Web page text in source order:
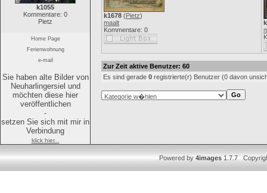
k1055
Kommentare: 0
Pietz
Home Page
Ferienwohnung
e-mail
Sie haben alte Bilder von
Neuharlingersiel und
möchten diese hier
veröffentlichen
-
setzen Sie sich mit mir in
Verbindung
klick hier...
k1678 (Pietz)
maalt
Kommentare: 0
Zur Zeit aktive Benutzer: 60
Es sind gerade 0 registrierte(r) Benutzer (0 davon
Powered by4images1.7.7